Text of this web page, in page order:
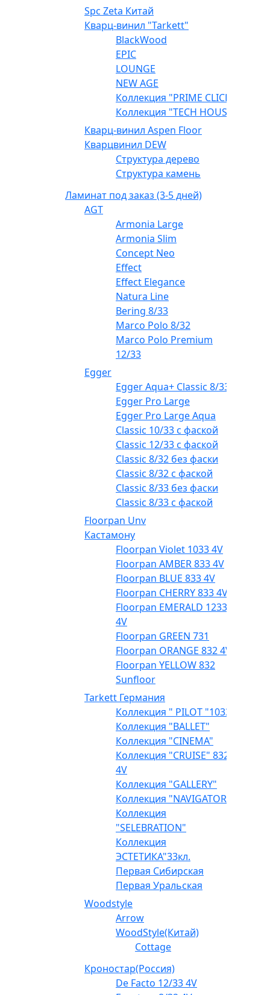
Spc Zeta Китай
Кварц-винил "Tarkett"
BlackWood
EPIC
LOUNGE
NEW AGE
Коллекция "PRIME CLICK"
Коллекция "TECH HOUSE"
Кварц-винил Aspen Floor
Кварцвинил DEW
Структура дерево
Структура камень
Ламинат под заказ (3-5 дней)
AGT
Armonia Large
Armonia Slim
Concept Neo
Effect
Effect Elegance
Natura Line
Bering 8/33
Marco Polo 8/32
Marco Polo Premium
12/33
Egger
Egger Aqua+ Classic 8/33
Egger Pro Large
Egger Pro Large Aqua
Classic 10/33 с фаской
Classic 12/33 с фаской
Classic 8/32 без фаски
Classic 8/32 с фаской
Classic 8/33 без фаски
Classic 8/33 с фаской
Floorpan Unv
Кастамону
Floorpan Violet 1033 4V
Floorpan AMBER 833 4V
Floorpan BLUE 833 4V
Floorpan CHERRY 833 4V
Floorpan EMERALD 1233
4V
Floorpan GREEN 731
Floorpan ORANGE 832 4V
Floorpan YELLOW 832
Sunfloor
Tarkett Германия
Коллекция " PILOT "1033
Коллекция "BALLET"
Коллекция "CINEMA"
Коллекция "CRUISE" 832
4V
Коллекция "GALLERY"
Коллекция "NAVIGATOR"
Коллекция
"SELEBRATION"
Коллекция
ЭСТЕТИКА"33кл.
Первая Сибирская
Первая Уральская
Woodstyle
Arrow
WoodStyle(Китай)
Cottage
Кроностар(Россия)
De Facto 12/33 4V